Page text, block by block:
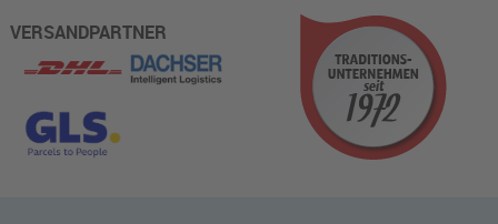
VERSANDPARTNER